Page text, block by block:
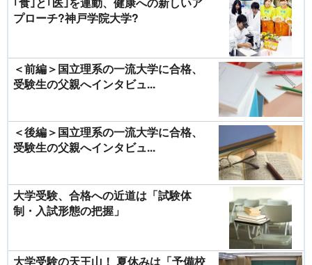
プローチ?神戸学院大学?
＜前編＞国立理系の一流大学に合格、
受験生の父親へインタビュ...
＜後編＞国立理系の一流大学に合格、
受験生の父親へインタビュ...
大学受験、合格への近道は「試験体
制・入試形態の把握」
大学受験の天王山！ 夏休みは「予備校